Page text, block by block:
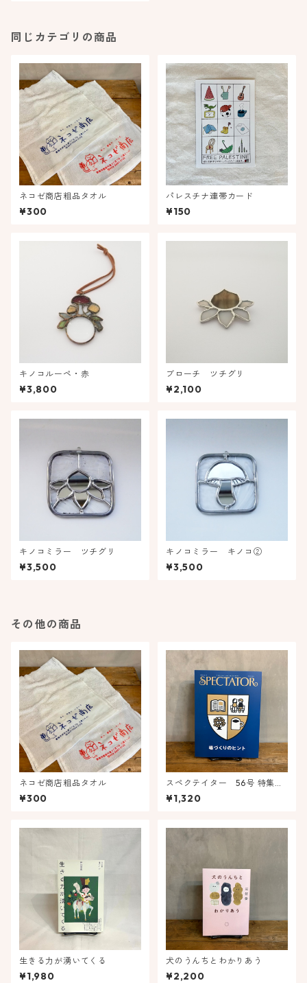
同じカテゴリの商品
ネコゼ商店粗品タオル
¥300
パレスチナ連帯カード
¥150
キノコルーペ・赤
¥3,800
ブローチ ツチグリ
¥2,100
キノコミラー ツチグリ
¥3,500
キノコミラー キノコ②
¥3,500
その他の商品
ネコゼ商店粗品タオル
¥300
スペクテイター 56号 特集
場づくりのヒント
¥1,320
生きる力が湧いてくる
¥1,980
犬のうんちとわかりあう
¥2,200